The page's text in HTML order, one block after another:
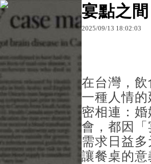
原文網址：http://
宴點之
2025/09/13 18:02:03
在台灣，
一種人情
密相連：
會，都因
需求日益
讓餐桌的